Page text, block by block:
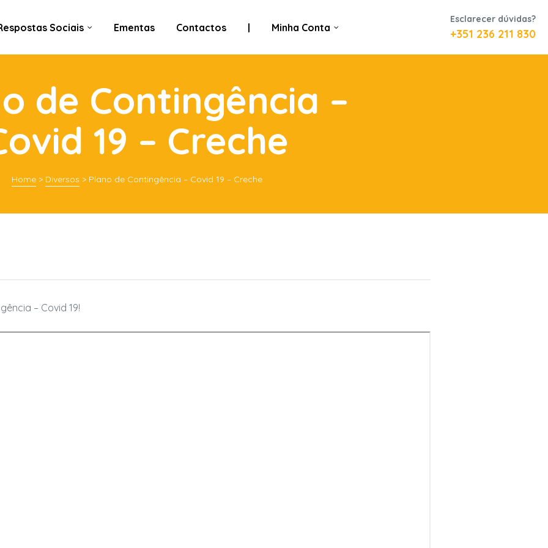
Sociais Ementas Contactos | Minha Conta
Esclarecer dúvidas?
+351 236 211 830
de Contingência –
19 – Creche
Home > Diversos > Plano de Contingência – Covid 19 – Creche
– Covid 19!